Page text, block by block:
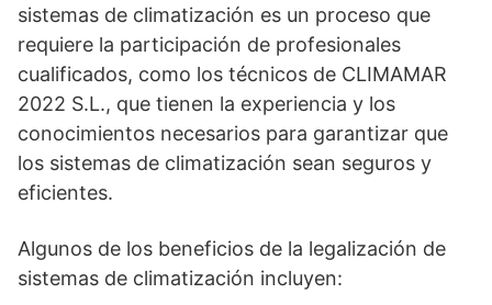
sistemas de climatización es un proceso que
requiere la participación de profesionales
cualificados, como los técnicos de CLIMAMAR
2022 S.L., que tienen la experiencia y los
conocimientos necesarios para garantizar que
los sistemas de climatización sean seguros y
eficientes.
Algunos de los beneficios de la legalización de
sistemas de climatización incluyen: